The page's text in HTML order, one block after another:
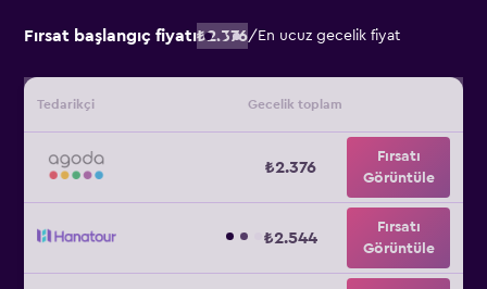
Fırsat başlangıç fiyatı₺2.376/ En ucuz gecelik fiyat
Tedarikçi Gecelik toplam
₺2.376
Fırsatı
Görüntüle
₺2.544
Fırsatı
Görüntüle